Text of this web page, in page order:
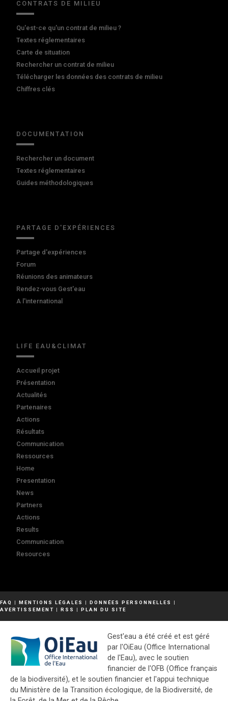
CONTRATS DE MILIEU
Qu'est-ce qu'un contrat de milieu ?
Textes réglementaires
Carte de situation
Rechercher un contrat de milieu
Télécharger les données des contrats de milieu
Chiffres clés
DOCUMENTATION
Rechercher un document
Textes réglementaires
Guides méthodologiques
PARTAGE D'EXPÉRIENCES
Partage d'expériences
Forum
Réunions des animateurs
Rendez-vous Gest'eau
A l'international
LIFE EAU&CLIMAT
Accueil projet
Présentation
Actualités
Partenaires
Actions
Résultats
Communication
Ressources
Home
Presentation
News
Partners
Actions
Results
Communication
Resources
FAQ | MENTIONS LÉGALES | DONNÉES PERSONNELLES
|
AVERTISSEMENT | RSS | PLAN DU SITE
Gest'eau a été créé et est géré
par l'OiEau (Office International
de l'Eau), avec le soutien
financier de l'OFB (Office français
de la biodiversité), et le soutien financier et l'appui technique
du Ministère de la Transition écologique, de la Biodiversité, de